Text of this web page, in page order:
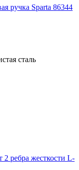
ручка Sparta 86344
сталь